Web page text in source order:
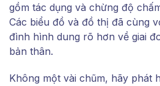
gồm tác dụng và chừng độ
Các biểu đồ và đồ thị đã cùng
đình hình dung rõ hơn về giai
bản thân.
Không một vài chũm, hãy phát